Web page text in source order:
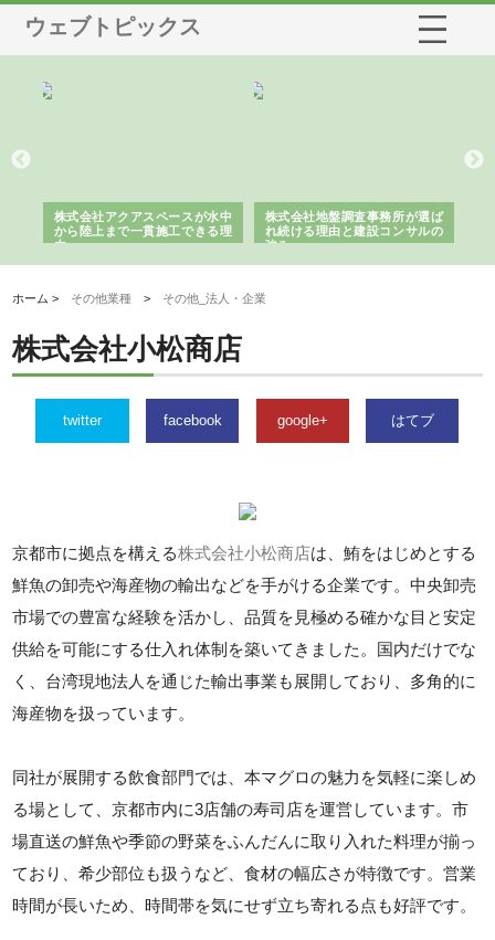
ウェブトピックス
株式会社アクアスペースが水中
から陸上まで一貫施工できる理
由
株式会社地盤調査事務所が選ば
れ続ける理由と建設コンサルの
強み
ホーム > その他業種 > その他_法人・企業
株式会社小松商店
twitter facebook google+ はてブ
京都市に拠点を構える株式会社小松商店は、鮪をはじめとする
鮮魚の卸売や海産物の輸出などを手がける企業です。中央卸売
市場での豊富な経験を活かし、品質を見極める確かな目と安定
供給を可能にする仕入れ体制を築いてきました。国内だけでな
く、台湾現地法人を通じた輸出事業も展開しており、多角的に
海産物を扱っています。
同社が展開する飲食部門では、本マグロの魅力を気軽に楽しめ
る場として、京都市内に3店舗の寿司店を運営しています。市
場直送の鮮魚や季節の野菜をふんだんに取り入れた料理が揃っ
ており、希少部位も扱うなど、食材の幅広さが特徴です。営業
時間が長いため、時間帯を気にせず立ち寄れる点も好評です。